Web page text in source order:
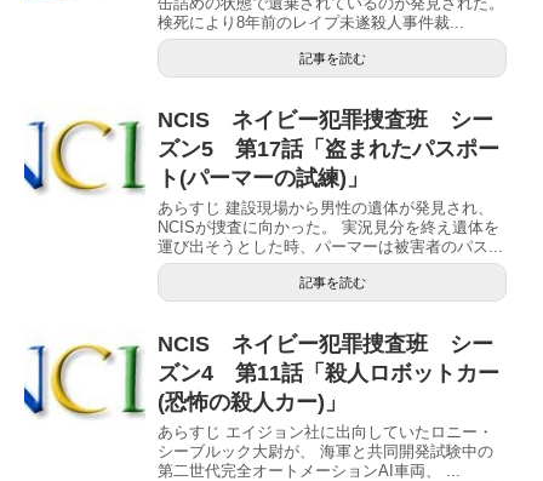
検死により8年前のレイプ未遂殺人事件裁...
記事を読む
NCIS ネイビー犯罪捜査班 シー
ズン5 第17話「盗まれたパスポー
ト(パーマーの試練)」
あらすじ 建設現場から男性の遺体が発見され、
NCISが捜査に向かった。 実況見分を終え遺体を
運び出そうとした時、パーマーは被害者のパス...
記事を読む
NCIS ネイビー犯罪捜査班 シー
ズン4 第11話「殺人ロボットカー
(恐怖の殺人カー)」
あらすじ エイジョン社に出向していたロニー・
シーブルック大尉が、 海軍と共同開発試験中の
第二世代完全オートメーションAI車両、 ...